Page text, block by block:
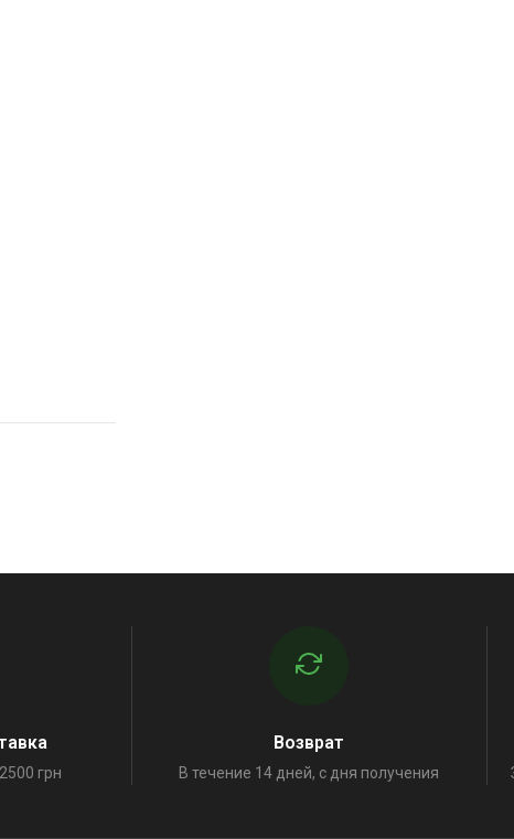
грн
Возврат
В течение 14 дней, с дня получения